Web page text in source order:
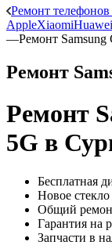
Ремонт
AppleXiaomiHuawei
—Ремонт Samsung
Ремонт
Ремонт
5G в
Бесплатная
Новое стекло
Общий
Гарантия на
Запчасти в